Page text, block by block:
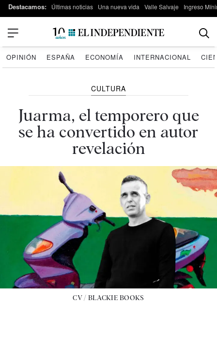
Destacamos: Últimas noticias Una nueva vida Valle Salvaje Ingreso
OPINIÓN ESPAÑA ECONOMÍA INTERNACIONAL
CULTURA
Juarma, el temporero que
se ha convertido en autor
revelación
CV / BLACKIE BOOKS